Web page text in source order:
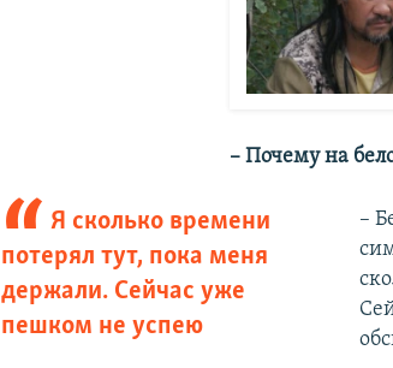
– Почему на
Я сколько времени
потерял тут, пока меня
держали. Сейчас уже
пешком не успею
–